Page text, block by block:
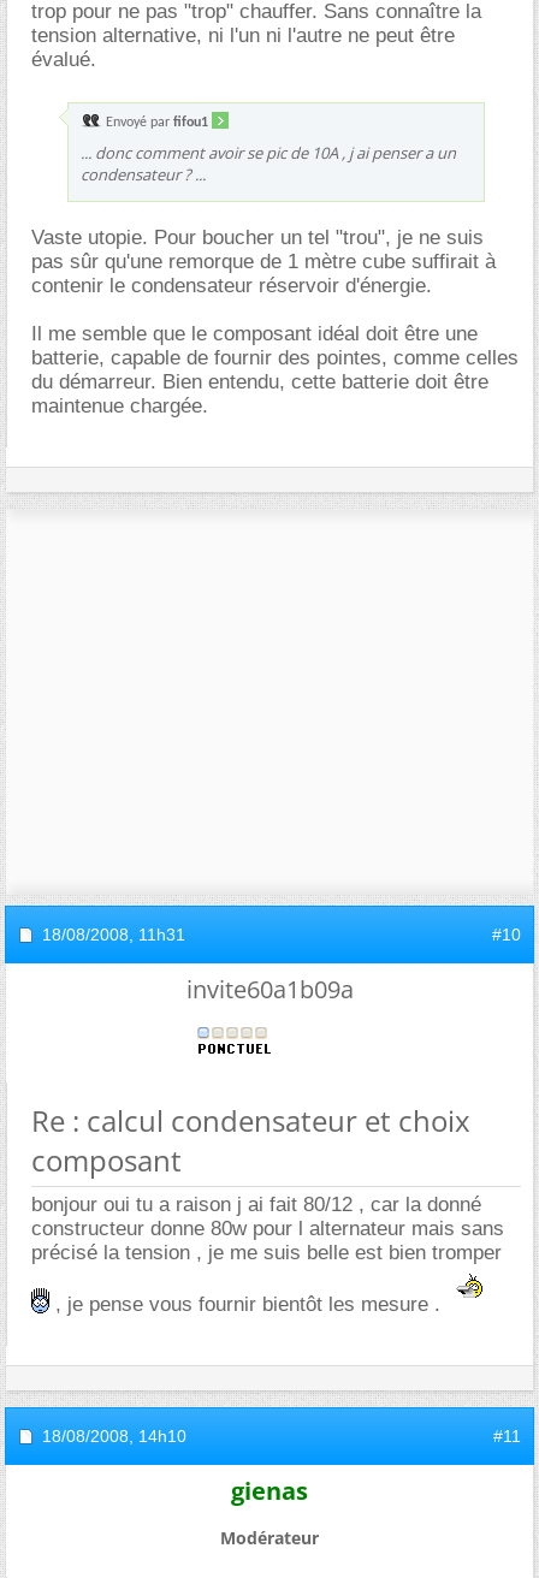
trop pour ne pas "trop" chauffer. Sans connaître la
tension alternative, ni l'un ni l'autre ne peut être
évalué.
Envoyé par fifou1
... donc comment avoir se pic de 10A , j ai penser a un
condensateur ? ...
Vaste utopie. Pour boucher un tel "trou", je ne suis
pas sûr qu'une remorque de 1 mètre cube suffirait à
contenir le condensateur réservoir d'énergie.
Il me semble que le composant idéal doit être une
batterie, capable de fournir des pointes, comme celles
du démarreur. Bien entendu, cette batterie doit être
maintenue chargée.
18/08/2008, 11h31 #10
invite60a1b09a
Re : calcul condensateur et choix
composant
bonjour oui tu a raison j ai fait 80/12 , car la donné
constructeur donne 80w pour l alternateur mais sans
précisé la tension , je me suis belle est bien tromper
, je pense vous fournir bientôt les mesure .
18/08/2008, 14h10 #11
gienas
Modérateur